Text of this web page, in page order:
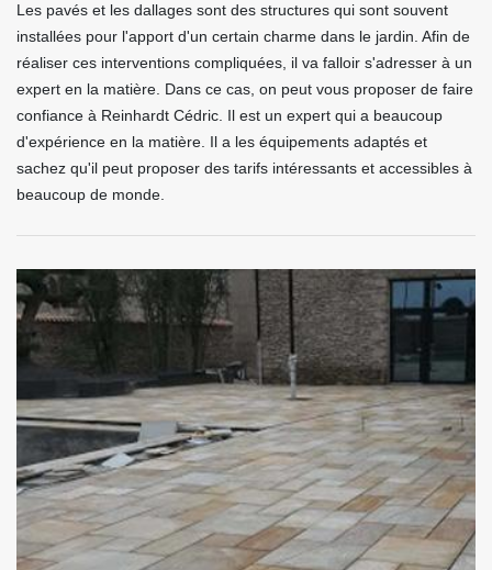
Les pavés et les dallages sont des structures qui sont souvent
installées pour l'apport d'un certain charme dans le jardin. Afin de
réaliser ces interventions compliquées, il va falloir s'adresser à un
expert en la matière. Dans ce cas, on peut vous proposer de faire
confiance à Reinhardt Cédric. Il est un expert qui a beaucoup
d'expérience en la matière. Il a les équipements adaptés et
sachez qu'il peut proposer des tarifs intéressants et accessibles à
beaucoup de monde.